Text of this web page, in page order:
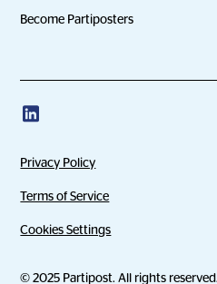
Become Partiposters
© 2025 Partipost. All rights reserved.
Privacy Policy
Terms of Service
Cookies Settings